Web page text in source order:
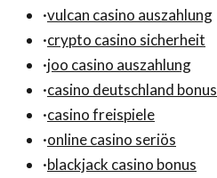
·vulcan casino auszahlung
·crypto casino sicherheit
·joo casino auszahlung
·casino deutschland bonus
·casino freispiele
·online casino seriös
·blackjack casino bonus